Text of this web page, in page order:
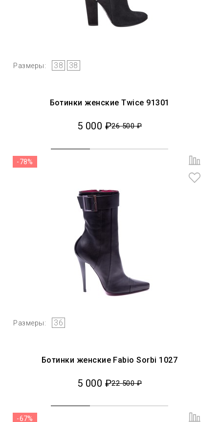
Размеры: 38 38
Ботинки женские Twice 91301
5 000 ₽26 500 ₽
Размеры: 36
-78%
Ботинки женские Fabio Sorbi 1027
5 000 ₽22 500 ₽
-67%